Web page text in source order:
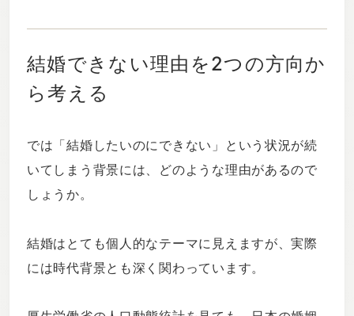
結婚できない理由を2つの方向か
ら考える
では「結婚したいのにできない」という状況が続
いてしまう背景には、どのような理由があるので
しょうか。
結婚はとても個人的なテーマに見えますが、実際
には時代背景とも深く関わっています。